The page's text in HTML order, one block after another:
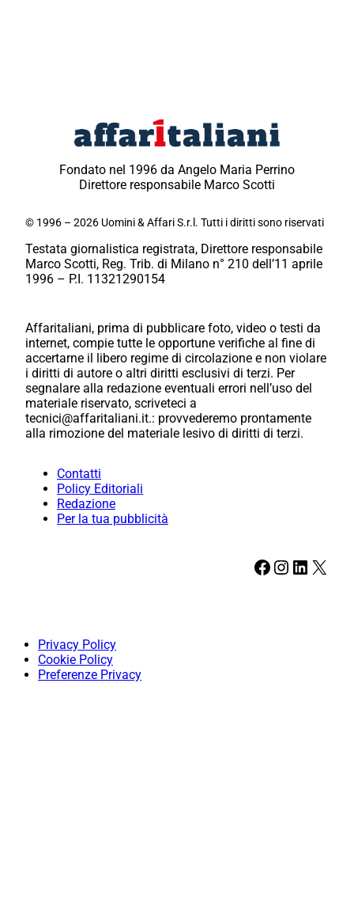
Fondato nel 1996 da Angelo Maria Perrino
Direttore responsabile Marco Scotti
© 1996 – 2026 Uomini & Affari S.r.l. Tutti i diritti sono riservati
Testata giornalistica registrata, Direttore responsabile
Marco Scotti, Reg. Trib. di Milano n° 210 dell’11 aprile
1996 – P.I. 11321290154
Affaritaliani, prima di pubblicare foto, video o testi da
internet, compie tutte le opportune verifiche al fine di
accertarne il libero regime di circolazione e non violare
i diritti di autore o altri diritti esclusivi di terzi. Per
segnalare alla redazione eventuali errori nell’uso del
materiale riservato, scriveteci a
tecnici@affaritaliani.it.: provvederemo prontamente
alla rimozione del materiale lesivo di diritti di terzi.
Contatti
Policy Editoriali
Redazione
Per la tua pubblicità
Facebook Instagram LinkedIn X
Privacy Policy
Cookie Policy
Preferenze Privacy